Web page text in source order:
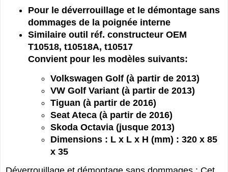
poignées d'habitacle des véhicules VAG.
Pour le déverrouillage et le démontage sans
dommages de la poignée interne
Similaire outil réf. constructeur OEM
T10518, t10518A, t10517
Convient pour les modèles suivants:
Volkswagen Golf (à partir de 2013)
VW Golf Variant (à partir de 2013)
Tiguan (à partir de 2016)
Seat Ateca (à partir de 2016)
Skoda Octavia (jusque 2013)
Dimensions : L x L x H (mm) : 320 x 85
x 35